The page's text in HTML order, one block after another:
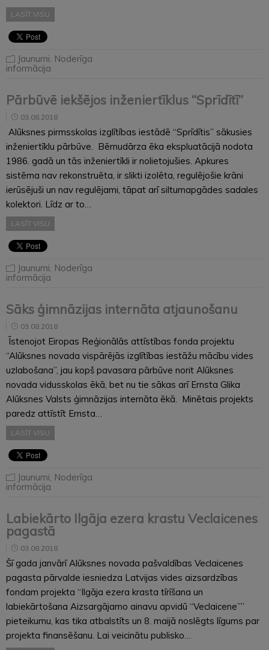
LASĪT VISU
Jaunumi, Noderīga
informācija
Pārbūvē iekšējos inženiertīklus “Sprīdītī”
03.08.2018
Alūksnes pirmsskolas izglītības iestādē “Sprīdītis” sākusies
inženiertīklu pārbūve. Bērnudārza ēka ekspluatācijā nodota
1986. gadā un tās inženiertīkli ir nolietojušies. Apkures
sistēma nav rekonstruēta, ir slikti izolēta, regulējošie krāni
ierūsējuši un nav regulējami, tāpat arī siltumapgādes sadales
kolektori. Līdz ar to…
LASĪT VISU
Jaunumi, Noderīga
informācija
Sāks ģimnāzijas internāta atjaunošanu
03.08.2018
Īstenojot Eiropas Reģionālās attīstības fonda projektu
“Alūksnes novada vispārējās izglītības iestāžu mācību vides
uzlabošana”, jau kopš pavasara pārbūve norit Alūksnes
novada vidusskolas ēkā, bet nu tie sākas arī Ernsta Glika
Alūksnes Valsts ģimnāzijas internāta ēkā. Minētais projekts
paredz attīstīt Ernsta…
LASĪT VISU
Jaunumi, Noderīga
informācija
Labiekārto Ilgāja ezera krastu Veclaicenes
pagastā
03.08.2018
Šī gada janvārī Alūksnes novada pašvaldības Veclaicenes
pagasta pārvalde iesniedza Latvijas vides aizsardzības
fondam projekta “Ilgāja ezera krasta tīrīšana un
labiekārtošana Aizsargājamo ainavu apvidū “Veclaicene””
pieteikumu, kas tika atbalstīts un 8. maijā noslēgts līgums par
projekta finansēšanu. Lai veicinātu publisko…